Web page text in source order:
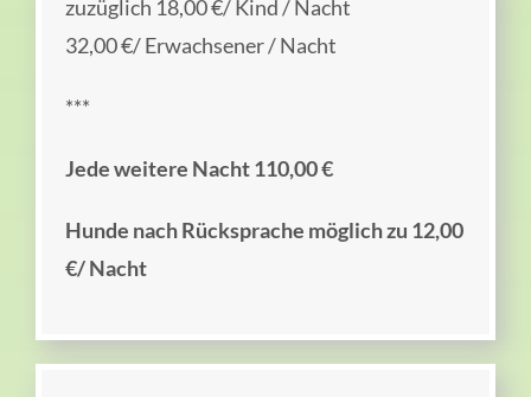
zuzüglich 18,00 €/ Kind / Nacht
32,00 €/ Erwachsener / Nacht
***
Jede weitere Nacht 110,00 €
Hunde nach Rücksprache möglich zu 12,00
€/ Nacht